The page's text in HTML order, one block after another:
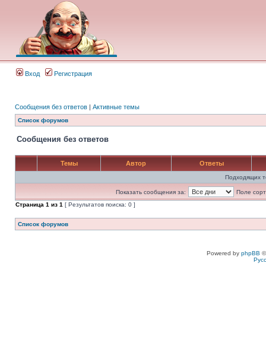
Вход Регистрация
Сообщения без ответов | Активные темы
Список форумов
Сообщения без ответов
Темы Автор Ответы
Подходящих
Показать сообщения за:
Поле
Страница 1 из 1 [ Результатов поиска: 0 ]
Список форумов
Powered by phpBB